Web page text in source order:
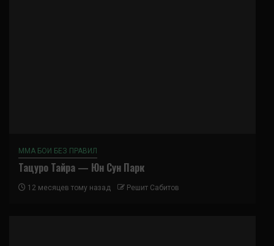
ММА БОИ БЕЗ ПРАВИЛ
Тацуро Тайра — Юн Сун Парк
12 месяцев тому назад Решит Сабитов